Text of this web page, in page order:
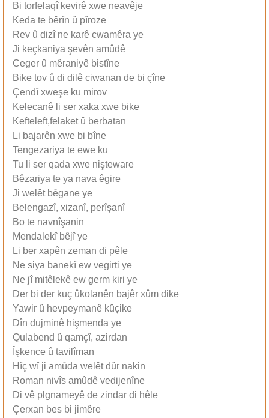
Bi torfelaqî kevirê xwe neavêje
Keda te bêrîn û pîroze
Rev û dizî ne karê cwamêra ye
Ji keçkaniya şevên amûdê
Ceger û mêraniyê bistîne
Bike tov û di dilê ciwanan de bi çîne
Çendî xweşe ku mirov
Kelecanê li ser xaka xwe bike
Kefteleft,felaket û berbatan
Li bajarên xwe bi bîne
Tengezariya te ewe ku
Tu li ser qada xwe nişteware
Bêzariya te ya nava êgire
Ji welêt bêgane ye
Belengazî, xizanî, perîşanî
Bo te navnîşanin
Mendalekî bêjî ye
Li ber xapên zeman di pêle
Ne siya banekî ew vegirti ye
Ne jî mitêlekê ew germ kiri ye
Der bi der kuç ûkolanên bajêr xûm dike
Yawir û hevpeymanê kûçike
Dîn dujminê hişmenda ye
Qulabend û qamçî, azirdan
Îşkence û tavilîman
Hîç wî ji amûda welêt dûr nakin
Roman nivîs amûdê vedijenîne
Di vê plgnameyê de zindar di hêle
Çerxan bes bi jimêre